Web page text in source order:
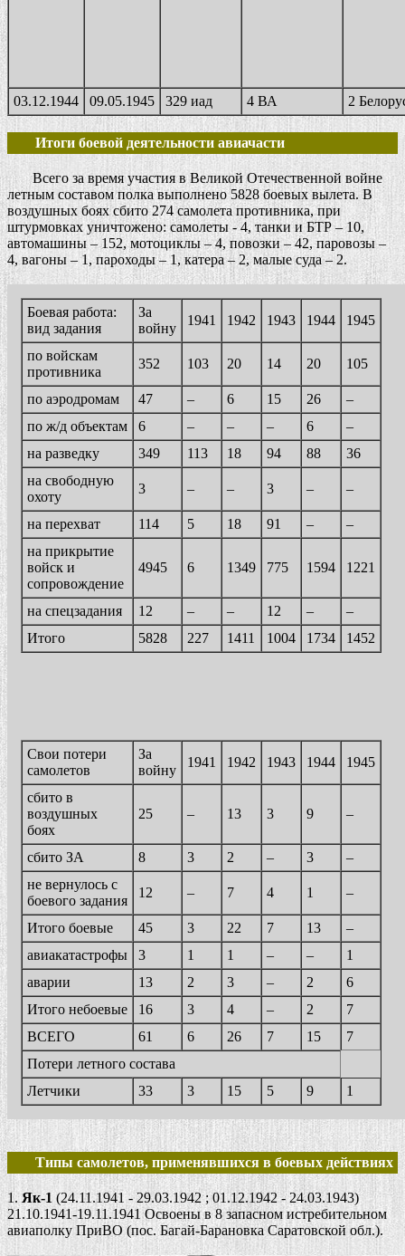
03.12.1944 09.05.1945 329 иад 4 ВА 2
Итоги боевой деятельности авиачасти
Всего за время участия в Великой Отечественной войне
летным составом полка выполнено 5828 боевых вылета. В
воздушных боях сбито 274 самолета противника, при
штурмовках уничтожено: самолеты - 4, танки и БТР – 10,
автомашины – 152, мотоциклы – 4, повозки – 42, паровозы –
4, вагоны – 1, пароходы – 1, катера – 2, малые суда – 2.
Боевая работа:
вид задания
За
войну
1941 1942 1943 1944 1945
по войскам
противника
352 103 20 14 20 105
по аэродромам 47 – 6 15 26
–
по ж/д объектам
6 – – – 6
–
на разведку
349 113 18 94 88
36
на свободную
охоту
3 – – 3 – –
на перехват 114 5 18 91 –
–
на прикрытие
войск и
сопровождение
4945 6 1349 775 1594 1221
на спецзадания 12 – – 12 –
–
Итого
5828 227 1411 1004 1734 1452
Свои потери
самолетов
За
войну
1941 1942 1943 1944 1945
сбито в
воздушных
боях
25 – 13 3 9 –
сбито ЗА 8 3 2 – 3
–
не вернулось с
боевого задания
12 – 7 4 1 –
Итого боевые 45 3 22 7 13
–
авиакатастрофы
3 1 1 – –
1
аварии
13 2 3 – 2
6
Итого небоевые
16 3 4 – 2
7
ВСЕГО
61 6 26 7 15
7
Потери летного состава
Летчики
33 3 15 5 9 1
Типы самолетов, применявшихся в боевых действиях
1.Як-1(24.11.1941 - 29.03.1942 ; 01.12.1942 - 24.03.1943)
21.10.1941-19.11.1941 Освоены в 8 запасном истребительном
авиаполку ПриВО (пос. Багай-Барановка Саратовской обл.).